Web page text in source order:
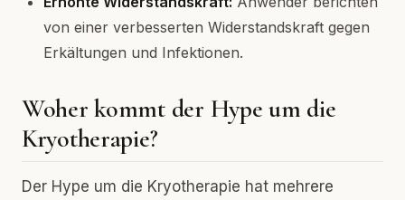
von einer verbesserten Widerstandskraft gegen
Erkältungen und Infektionen.
Woher kommt der Hype um die
Kryotherapie?
Der Hype um die Kryotherapie hat mehrere